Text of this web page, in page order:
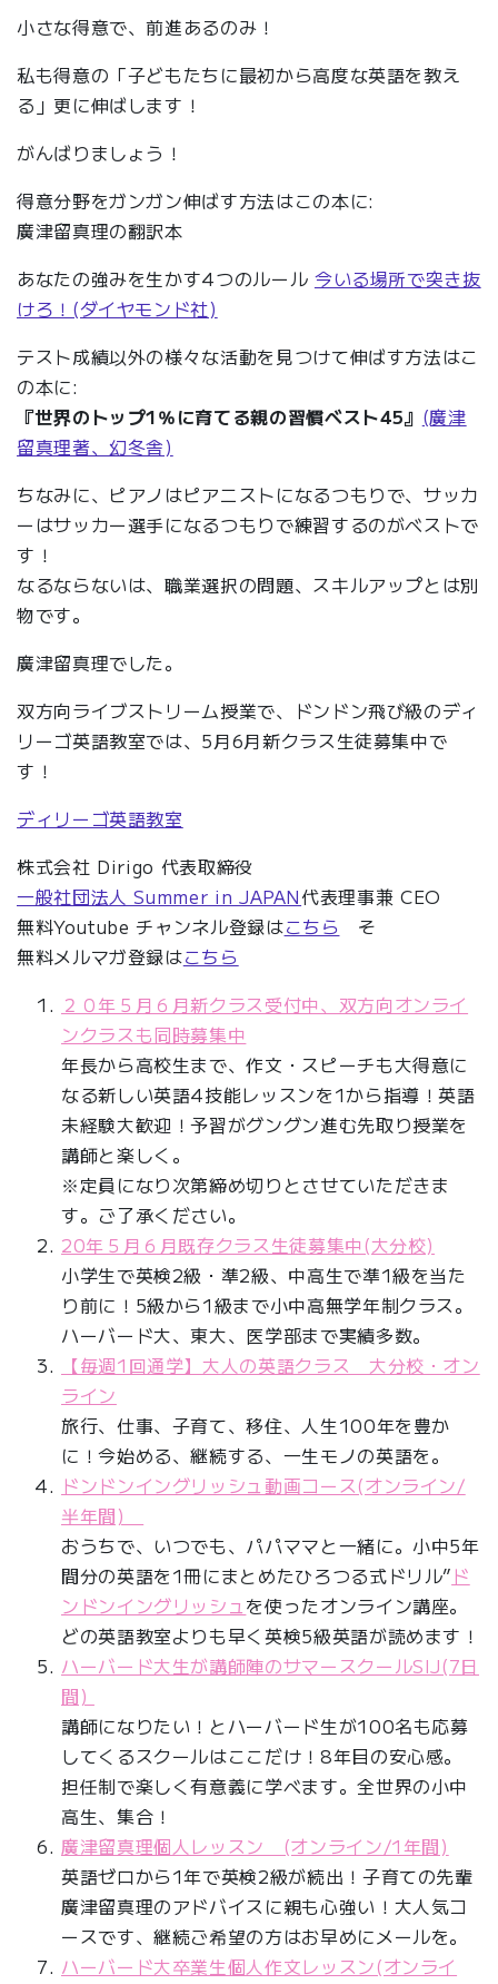
小さな得意で、前進あるのみ！
私も得意の「子どもたちに最初から高度な英語を教え
る」更に伸ばします！
がんばりましょう！
得意分野をガンガン伸ばす方法はこの本に:
廣津留真理の翻訳本
あなたの強みを生かす4つのルール 今いる場所で突き抜
けろ！(ダイヤモンド社)
テスト成績以外の様々な活動を見つけて伸ばす方法はこ
の本に:
『世界のトップ1％に育てる親の習慣ベスト45』 (廣津
留真理著、幻冬舎)
ちなみに、ピアノはピアニストになるつもりで、サッカ
ーはサッカー選手になるつもりで練習するのがベストで
す！
なるならないは、職業選択の問題、スキルアップとは別
物です。
廣津留真理でした。
双方向ライブストリーム授業で、ドンドン飛び級のディ
リーゴ英語教室では、5月6月新クラス生徒募集中で
す！
ディリーゴ英語教室
株式会社 Dirigo 代表取締役
一般社団法人 Summer in JAPAN代表理事兼 CEO
無料Youtube チャンネル登録はこちら そ
無料メルマガ登録はこちら
２０年５月６月新クラス受付中、双方向オンライ
ンクラスも同時募集中
年長から高校生まで、作文・スピーチも大得意に
なる新しい英語4技能レッスンを1から指導！英語
未経験大歓迎！予習がグングン進む先取り授業を
講師と楽しく。
※定員になり次第締め切りとさせていただきま
す。ご了承ください。
20年５月６月既存クラス生徒募集中(大分校)
小学生で英検2級・準2級、中高生で準1級を当た
り前に！5級から1級まで小中高無学年制クラス。
ハーバード大、東大、医学部まで実績多数。
【毎週1回通学】大人の英語クラス 大分校・オン
ライン
旅行、仕事、子育て、移住、人生100年を豊か
に！今始める、継続する、一生モノの英語を。
ドンドンイングリッシュ動画コース(オンライン/
半年間)
おうちで、いつでも、パパママと一緒に。小中5年
間分の英語を1冊にまとめたひろつる式ドリル” ド
ンドンイングリッシュ を使ったオンライン講座。
どの英語教室よりも早く英検5級英語が読めます！
ハーバード大生が講師陣のサマースクールSIJ(7日
間)
講師になりたい！とハーバード生が100名も応募
してくるスクールはここだけ！8年目の安心感。
担任制で楽しく有意義に学べます。全世界の小中
高生、集合！
廣津留真理個人レッスン (オンライン/1年間)
英語ゼロから1年で英検2級が続出！子育ての先輩
廣津留真理のアドバイスに親も心強い！大人気コ
ースです、継続ご希望の方はお早めにメールを。
ハーバード大卒業生個人作文レッスン(オンライ